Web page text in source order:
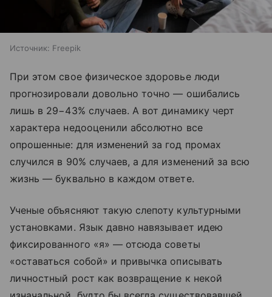
Источник: Freepik
При этом свое физическое здоровье люди
прогнозировали довольно точно — ошибались
лишь в 29−43% случаев. А вот динамику черт
характера недооценили абсолютно все
опрошенные: для изменений за год промах
случился в 90% случаев, а для изменений за всю
жизнь — буквально в каждом ответе.
Ученые объясняют такую слепоту культурными
установками. Язык давно навязывает идею
фиксированного «я» — отсюда советы
«оставаться собой» и привычка описывать
личностный рост как возвращение к некой